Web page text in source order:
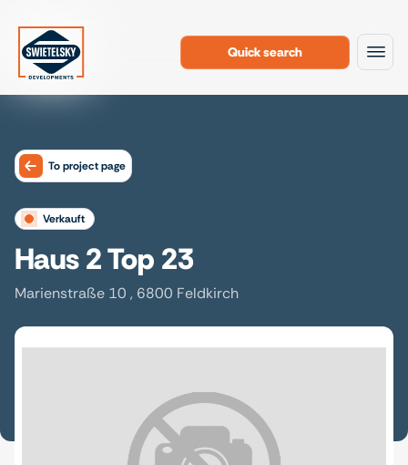
To the content Quick search
To project page
verkauft
Haus 2 Top 23
Marienstraße 10 , 6800 Feldkirch